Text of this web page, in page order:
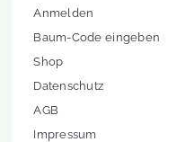
Anmelden
Baum-Code eingeben
Shop
Datenschutz
AGB
Impressum